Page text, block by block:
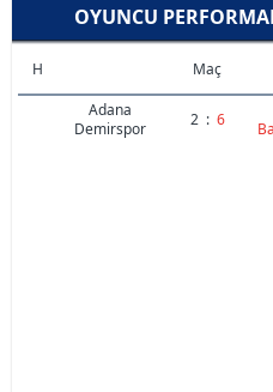
OYUNCU
H Maç
Adana
Demirspor
2 : 6